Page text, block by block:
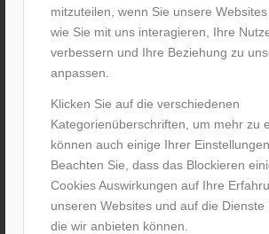
mitzuteilen, wenn Sie unsere Websites
wie Sie mit uns interagieren, Ihre
verbessern und Ihre Beziehung zu
anpassen.
Klicken Sie auf die verschiedenen
Kategorienüberschriften, um mehr zu
können auch einige Ihrer
Beachten Sie, dass das Blockieren
Cookies Auswirkungen auf Ihre
unseren Websites und auf die Dienste
die wir anbieten können.